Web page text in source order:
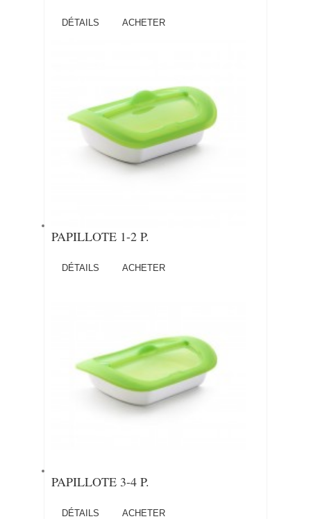
DÉTAILS ACHETER
PAPILLOTE 1-2 P.
DÉTAILS ACHETER
PAPILLOTE 3-4 P.
DÉTAILS ACHETER